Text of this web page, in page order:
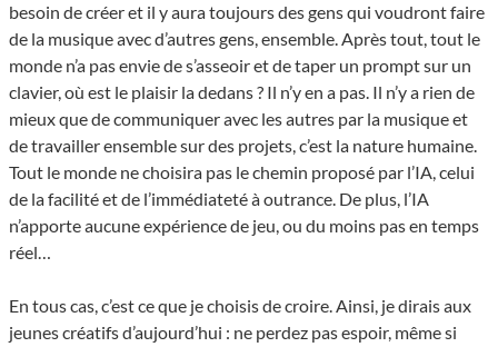
besoin de créer et il y aura toujours des gens qui voudront faire
de la musique avec d’autres gens, ensemble. Après tout, tout le
monde n’a pas envie de s’asseoir et de taper un prompt sur un
clavier, où est le plaisir la dedans ? Il n’y en a pas. Il n’y a rien de
mieux que de communiquer avec les autres par la musique et
de travailler ensemble sur des projets, c’est la nature humaine.
Tout le monde ne choisira pas le chemin proposé par l’IA, celui
de la facilité et de l’immédiateté à outrance. De plus, l’IA
n’apporte aucune expérience de jeu, ou du moins pas en temps
réel…
En tous cas, c’est ce que je choisis de croire. Ainsi, je dirais aux
jeunes créatifs d’aujourd’hui : ne perdez pas espoir, même si